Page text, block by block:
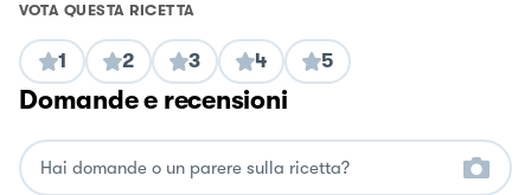
VOTA QUESTA RICETTA
1 2 3 4 5
Domande e recensioni